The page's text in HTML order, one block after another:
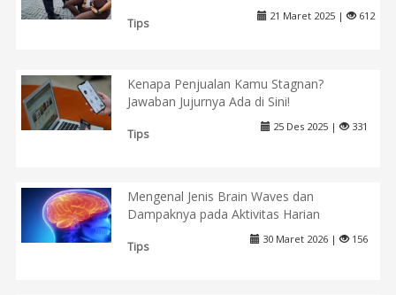
Tips
21 Maret 2025 | 612
Kenapa Penjualan Kamu Stagnan?
Jawaban Jujurnya Ada di Sini!
Tips
25 Des 2025 | 331
Mengenal Jenis Brain Waves dan
Dampaknya pada Aktivitas Harian
Tips
30 Maret 2026 | 156